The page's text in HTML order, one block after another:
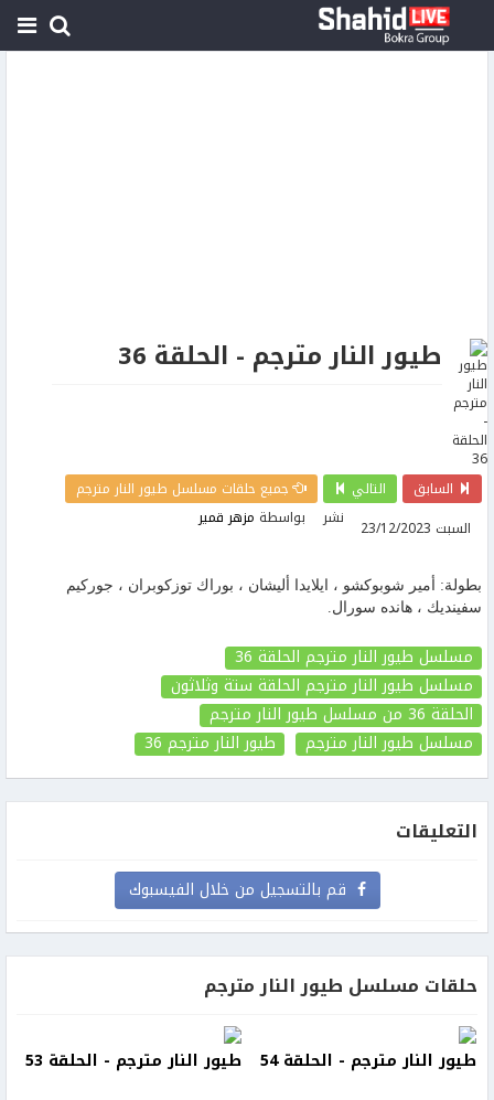
طيور النار مترجم - الحلقة 36
السابق التالي
جميع حلقات مسلسل طيور النار مترجم
نشر
السبت 23/12/2023 بواسطة مزهر قمير
بطولة: أمير شوبوكشو ، ايلايدا أليشان ، بوراك توزكوبران ، جوركيم
سفينديك ، هانده سورال.
مسلسل طيور النار مترجم الحلقة 36
مسلسل طيور النار مترجم الحلقة ستة وثلاثون
الحلقة 36
من مسلسل طيور النار مترجم
مسلسل طيور النار مترجم
طيور النار مترجم 36
التعليقات
قم بالتسجيل من خلال الفيسبوك
حلقات مسلسل طيور النار مترجم
طيور النار مترجم - الحلقة 54 طيور النار مترجم - الحلقة 53